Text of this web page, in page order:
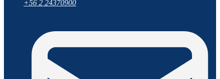
+56 2 24370900